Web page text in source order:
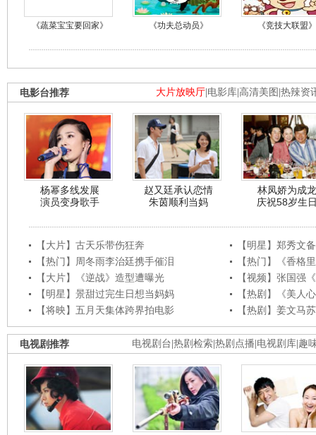
《蔬菜宝宝要回家》 《功夫总动员》 《竞技大联盟》
大片放映厅 电影库 高清美图 热辣资
电影台推荐
杨幂多线发展
演员变身歌手
赵又廷承认恋情
朱茵顺利当妈
林凤娇为成龙
庆祝58岁生
【大片】古天乐带伤狂奔
【明星】郑秀文
【热门】周冬雨李治廷携手催泪
【热门】《香格
【大片】《逆战》造型遭曝光
【视频】张国强
【明星】景甜过完生日想当妈妈
【热剧】《美人
【将映】五月天集体跨界拍电影
【热剧】姜文马
电视剧台 热剧检索 热剧点播 电视剧库 趣
电视剧推荐